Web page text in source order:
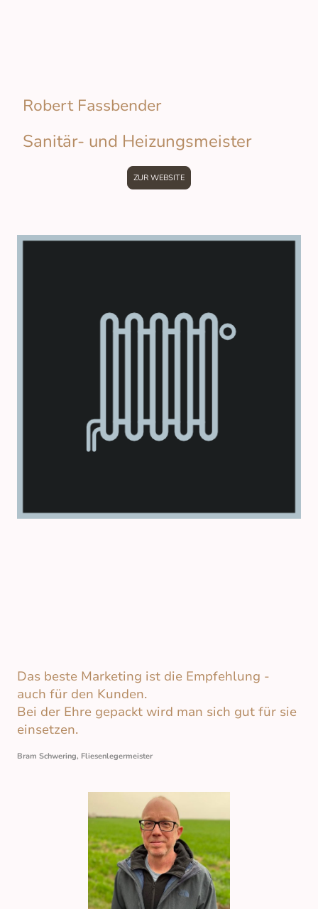
Robert Fassbender
Sanitär- und Heizungsmeister
ZUR WEBSITE
Das beste Marketing ist die Empfehlung -
auch für den Kunden.
Bei der Ehre gepackt wird man sich gut für sie
einsetzen.
Bram Schwering, Fliesenlegermeister